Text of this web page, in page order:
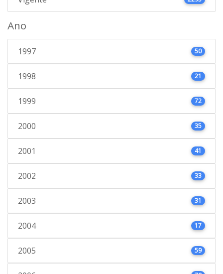
Ano
1997 50
1998 21
1999 72
2000 35
2001 41
2002 33
2003 31
2004 17
2005 59